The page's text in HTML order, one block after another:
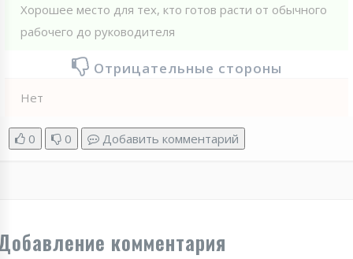
Хорошее место для тех, кто готов расти от обычного
рабочего до руководителя
Отрицательные стороны
Нет
0 0 Добавить комментарий
комментария